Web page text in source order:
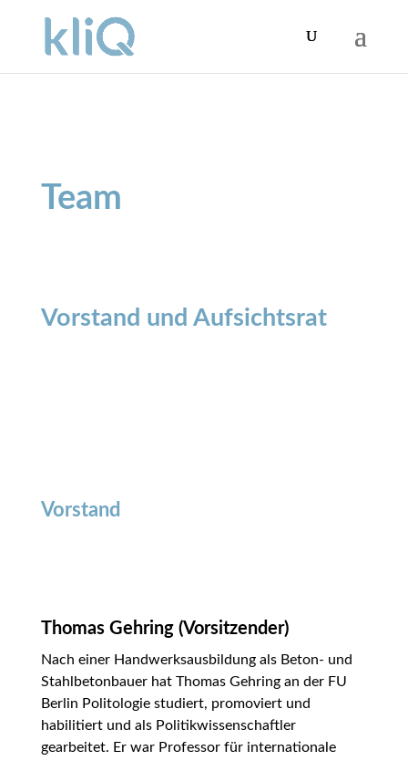
Team
Vorstand und Aufsichtsrat
Vorstand
Thomas Gehring(Vorsitzender)
Nach einer Handwerksausbildung als Beton- und
Stahlbetonbauer hat Thomas Gehring an der FU
Berlin Politologie studiert, promoviert und
habilitiert und als Politikwissenschaftler
gearbeitet. Er war Professor für internationale